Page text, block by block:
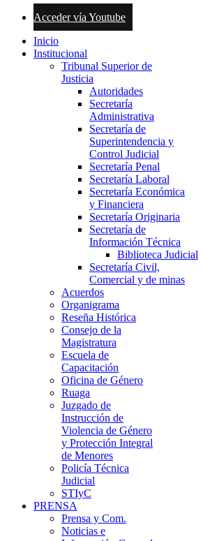
Acceder vía Youtube
Inicio
Institucional
Tribunal Superior de
Justicia
Autoridades
Secretaría
Administrativa
Secretaría de
Superintendencia y
Control Judicial
Secretaría Penal
Secretaría Laboral
Secretaría Económica
y Financiera
Secretaría Originaria
Secretaría de
Información Técnica
Biblioteca Judicial
Secretaría Civil,
Comercial y de minas
Acuerdos
Organigrama
Reseña Histórica
Consejo de la
Magistratura
Escuela de
Capacitación
Oficina de Género
Ruaga
Juzgado de
Instrucción de
Violencia de Género
y Protección Integral
de Menores
Policía Técnica
Judicial
STIyC
PRENSA
Prensa y Com.
Noticias e